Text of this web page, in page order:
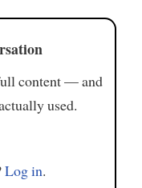
content — and
used.
Log in.